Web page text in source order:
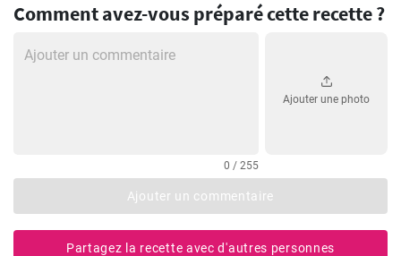
Comment avez-vous préparé cette recette ?
0 / 255
Ajouter une photo
Ajouter un commentaire
Partagez la recette avec d'autres personnes